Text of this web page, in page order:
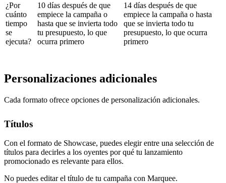
¿Por
cuánto
tiempo
se
ejecuta?
10 días después de que
empiece la campaña o
hasta que se invierta todo
tu presupuesto, lo que
ocurra primero
14 días después de que
empiece la campaña o hasta
que se invierta todo tu
presupuesto, lo que ocurra
primero
Personalizaciones adicionales
Cada formato ofrece opciones de personalización adicionales.
Títulos
Con el formato de Showcase, puedes elegir entre una selección de
títulos para decirles a los oyentes por qué tu lanzamiento
promocionado es relevante para ellos.
No puedes editar el título de tu campaña con Marquee.